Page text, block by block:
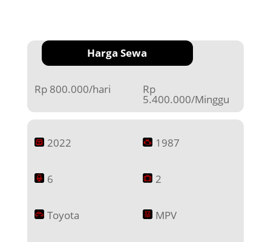
Harga Sewa
Rp 800.000/hari Rp
5.400.000/Minggu
2022 1987
6 2
Toyota MPV